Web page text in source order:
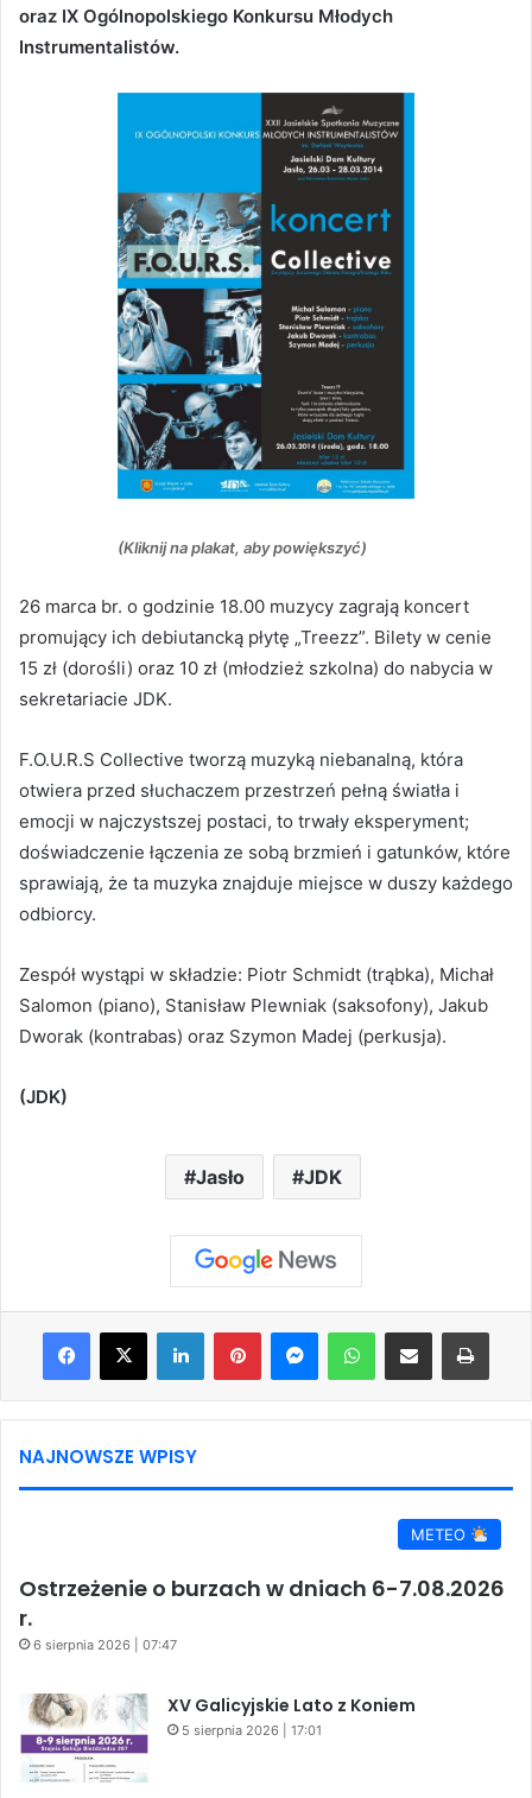
oraz IX Ogólnopolskiego Konkursu Młodych
Instrumentalistów.
(Kliknij na plakat, aby powiększyć)
26 marca br. o godzinie 18.00 muzycy zagrają koncert
promujący ich debiutancką płytę „Treezz”. Bilety w cenie
15 zł (dorośli) oraz 10 zł (młodzież szkolna) do nabycia w
sekretariacie JDK.
F.O.U.R.S Collective tworzą muzyką niebanalną, która
otwiera przed słuchaczem przestrzeń pełną światła i
emocji w najczystszej postaci, to trwały eksperyment;
doświadczenie łączenia ze sobą brzmień i gatunków, które
sprawiają, że ta muzyka znajduje miejsce w duszy każdego
odbiorcy.
Zespół wystąpi w składzie: Piotr Schmidt (trąbka), Michał
Salomon (piano), Stanisław Plewniak (saksofony), Jakub
Dworak (kontrabas) oraz Szymon Madej (perkusja).
(JDK)
Jasło JDK
Facebook
X LinkedInPinterestMessengerWhatsAppShare via Email Print
NAJNOWSZE WPISY
METEO
Ostrzeżenie o burzach w dniach 6-7.08.2026
r.
6 sierpnia 2026 | 07:47
XV Galicyjskie Lato z Koniem
5 sierpnia 2026 | 17:01